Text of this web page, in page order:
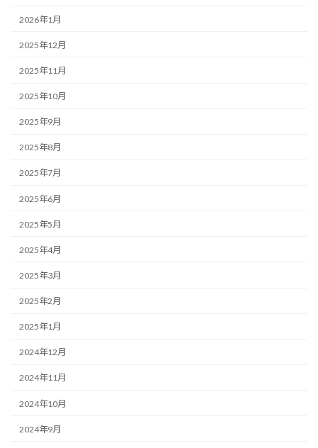
2026年1月
2025年12月
2025年11月
2025年10月
2025年9月
2025年8月
2025年7月
2025年6月
2025年5月
2025年4月
2025年3月
2025年2月
2025年1月
2024年12月
2024年11月
2024年10月
2024年9月